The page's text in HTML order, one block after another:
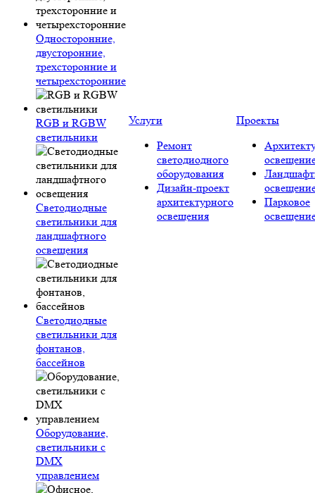
Односторонние,
двусторонние,
трехсторонние и
четырехсторонние
RGB и RGBW
светильники
Светодиодные
светильники для
ландшафтного
освещения
Светодиодные
светильники для
фонтанов,
бассейнов
Оборудование,
светильники с
DMX
управлением
Услуги
Ремонт
светодиодного
оборудования
Дизайн-проект
архитектурного
освещения
Проекты
Парковое